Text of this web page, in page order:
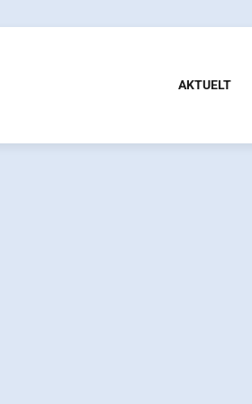
AKTUELT